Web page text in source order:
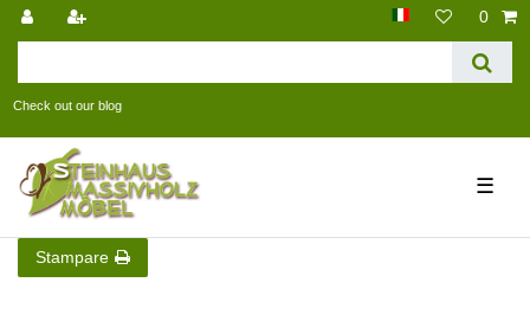
Check out our blog
0
☰
Stampare